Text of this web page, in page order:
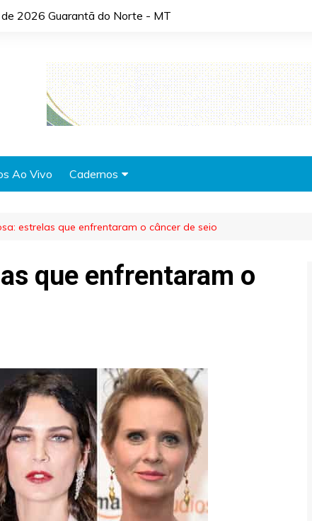
2026 Guarantã do Norte - MT
Ao Vivo Cadernos
Automóveis
Cidades
Fama e TV
Justiça
Mundo
Política
Saúde
estrelas que enfrentaram o câncer de seio
que enfrentaram o